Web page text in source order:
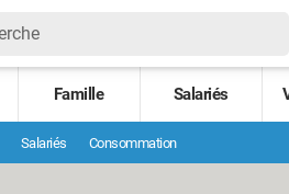
Famille Salariés
Salariés Consommation